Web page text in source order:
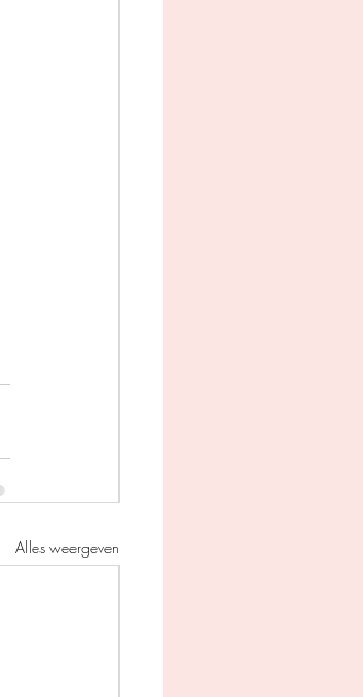
Alles weergeven